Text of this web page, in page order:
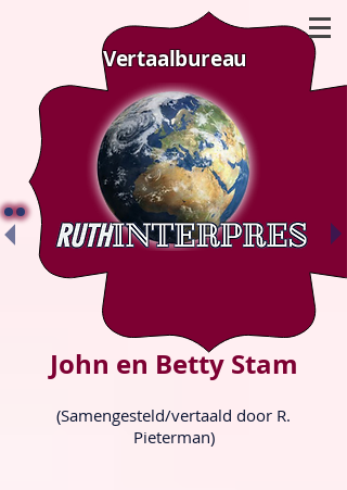
Vertaalbureau
John en Betty Stam
(Samengesteld/vertaald door R.
Pieterman)